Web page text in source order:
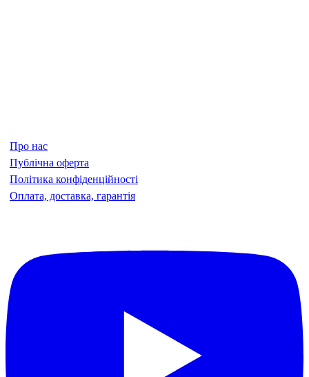
Про нас
Публічна оферта
Політика конфіденційності
Оплата, доставка, гарантія